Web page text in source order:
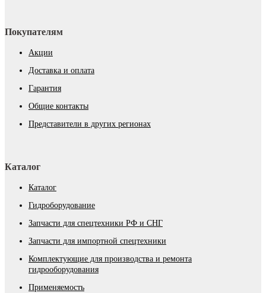
Покупателям
Акции
Доставка и оплата
Гарантия
Общие контакты
Представители в других регионах
Каталог
Каталог
Гидроборудование
Запчасти для спецтехники РФ и СНГ
Запчасти для импортной спецтехники
Комплектующие для производства и ремонта
гидрооборудования
Применяемость